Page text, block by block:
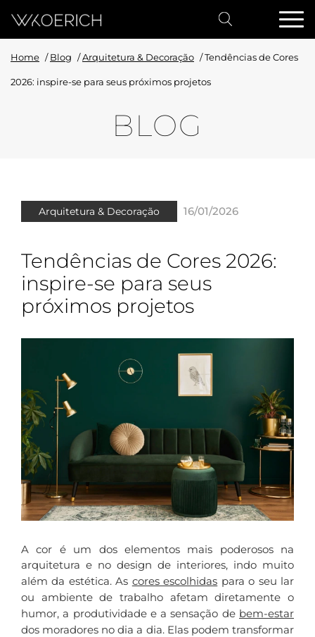
Home /Blog /Arquitetura & Decoração /Tendências de Cores
2026: inspire-se para seus próximos projetos
BLOG
Arquitetura & Decoração 16/01/2026
Tendências de Cores 2026:
inspire-se para seus
próximos projetos
A cor é um dos elementos mais poderosos na
arquitetura e no design de interiores, indo muito
além da estética. As cores escolhidas para o seu lar
ou ambiente de trabalho afetam diretamente o
humor, a produtividade e a sensação de bem-estar
dos moradores no dia a dia. Elas podem transformar